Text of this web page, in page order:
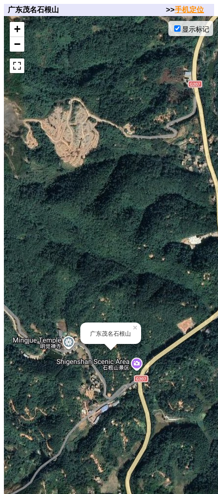
广东茂名石根山 >>手机定位
广东茂名石根山
×
+
−
显示标记